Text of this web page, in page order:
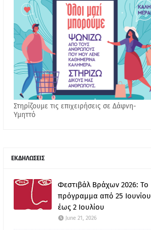
Στηρίζουμε τις επιχειρήσεις σε Δάφνη-
Υμηττό
ΕΚΔΗΛΩΣΕΙΣ
Φεστιβάλ Βράχων 2026: Το
πρόγραμμα από 25 Ιουνίου
έως 2 Ιουλίου
June 21, 2026